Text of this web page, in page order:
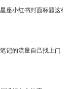
座小红书封面标题这样写
记的流量自己找上门